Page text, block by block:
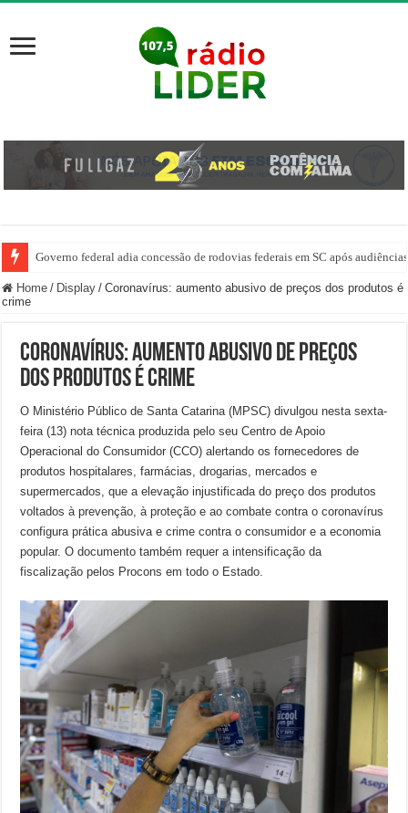
Governo federal adia concessão de rodovias federais em SC após audiências
Vereadores sugerem recuperação asfáltica na Curva do Tiepo
Home / Display / Coronavírus: aumento abusivo de preços dos produtos é
crime
Coronavírus: aumento abusivo de preços
dos produtos é crime
O Ministério Público de Santa Catarina (MPSC) divulgou nesta sexta-
feira (13) nota técnica produzida pelo seu Centro de Apoio
Operacional do Consumidor (CCO) alertando os fornecedores de
produtos hospitalares, farmácias, drogarias, mercados e
supermercados, que a elevação injustificada do preço dos produtos
voltados à prevenção, à proteção e ao combate contra o coronavírus
configura prática abusiva e crime contra o consumidor e a economia
popular. O documento também requer a intensificação da
fiscalização pelos Procons em todo o Estado.